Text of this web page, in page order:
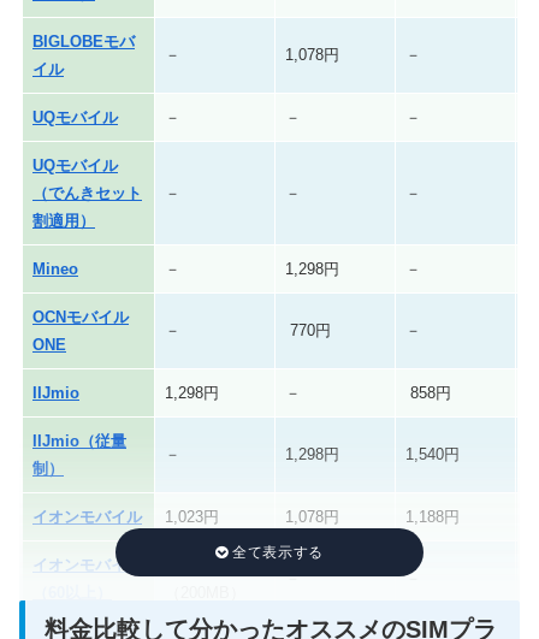
BIGLOBEモバ
イル
－ 1,078円 －
UQモバイル － － －
UQモバイル
（でんきセット
割適用）
－ － －
Mineo － 1,298円 －
OCNモバイル
ONE
－ 770円 －
IIJmio 1,298円 － 858円
IIJmio（従量
制）
－ 1,298円 1,540円
イオンモバイル 1,023円 1,078円 1,188円
イオンモバイル
－ －
料金比較して分かったオススメのSIMプラ